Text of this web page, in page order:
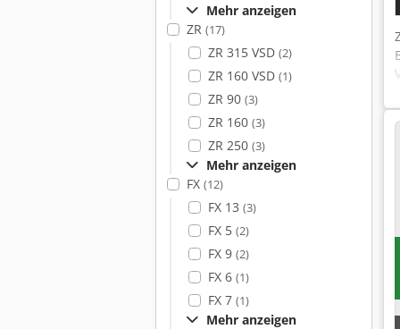
Mehr anzeigen
ZR (17)
ZR 315 VSD (2)
ZR 160 VSD (1)
ZR 90 (3)
ZR 160 (3)
ZR 250 (3)
Mehr anzeigen
FX (12)
FX 13 (3)
FX 5 (2)
FX 9 (2)
FX 6 (1)
FX 7 (1)
Mehr anzeigen